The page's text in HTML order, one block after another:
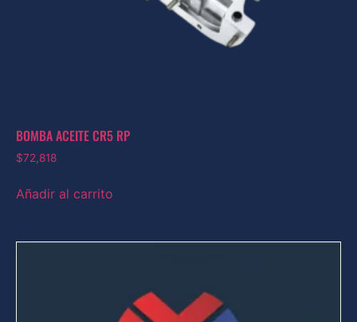
BOMBA ACEITE CR5 RP
$72,818
Añadir al carrito